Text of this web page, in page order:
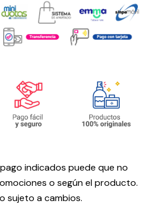
indicados puede que no
o según el producto.
sujeto a cambios.